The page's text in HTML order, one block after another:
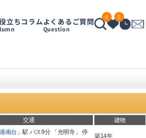
立ちコラムよくあるご質問
Question
0 0
交通 建物
港南台 」駅 バス9分 「光明寺」 停
築14年